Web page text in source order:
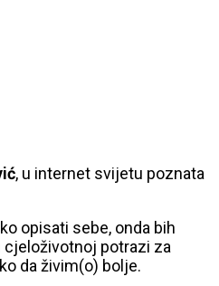
, u internet svijetu poznata
opisati sebe, onda bih
cjeloživotnoj potrazi za
da živim(o) bolje.